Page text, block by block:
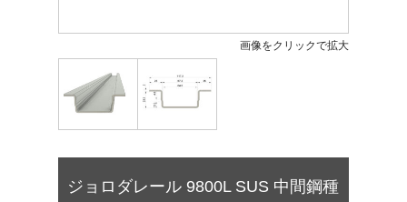
画像をクリックで拡大
ジョロダレール 9800L SUS 中間鋼種